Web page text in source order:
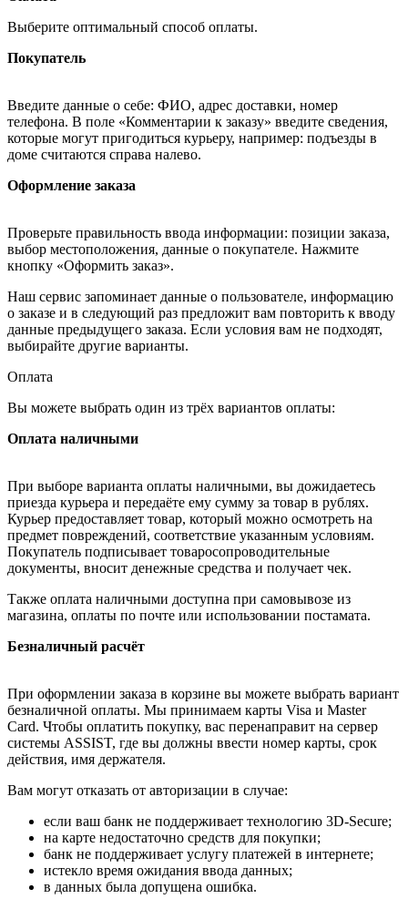
Выберите оптимальный способ оплаты.
Покупатель
Введите данные о себе: ФИО, адрес доставки, номер
телефона. В поле «Комментарии к заказу» введите сведения,
которые могут пригодиться курьеру, например: подъезды в
доме считаются справа налево.
Оформление заказа
Проверьте правильность ввода информации: позиции заказа,
выбор местоположения, данные о покупателе. Нажмите
кнопку «Оформить заказ».
Наш сервис запоминает данные о пользователе, информацию
о заказе и в следующий раз предложит вам повторить к вводу
данные предыдущего заказа. Если условия вам не подходят,
выбирайте другие варианты.
Оплата
Вы можете выбрать один из трёх вариантов оплаты:
Оплата наличными
При выборе варианта оплаты наличными, вы дожидаетесь
приезда курьера и передаёте ему сумму за товар в рублях.
Курьер предоставляет товар, который можно осмотреть на
предмет повреждений, соответствие указанным условиям.
Покупатель подписывает товаросопроводительные
документы, вносит денежные средства и получает чек.
Также оплата наличными доступна при самовывозе из
магазина, оплаты по почте или использовании постамата.
Безналичный расчёт
При оформлении заказа в корзине вы можете выбрать вариант
безналичной оплаты. Мы принимаем карты Visa и Master
Card. Чтобы оплатить покупку, вас перенаправит на сервер
системы ASSIST, где вы должны ввести номер карты, срок
действия, имя держателя.
Вам могут отказать от авторизации в случае:
если ваш банк не поддерживает технологию 3D-Secure;
на карте недостаточно средств для покупки;
банк не поддерживает услугу платежей в интернете;
истекло время ожидания ввода данных;
в данных была допущена ошибка.